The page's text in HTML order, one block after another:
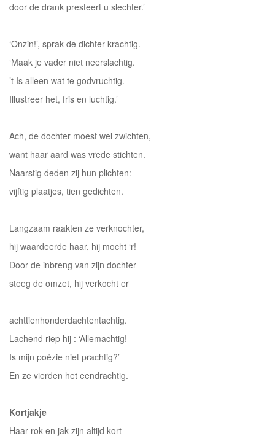
door de drank presteert u slechter.’
‘Onzin!’, sprak de dichter krachtig.
‘Maak je vader niet neerslachtig.
’t Is alleen wat te godvruchtig.
Illustreer het, fris en luchtig.’
Ach, de dochter moest wel zwichten,
want haar aard was vrede stichten.
Naarstig deden zij hun plichten:
vijftig plaatjes, tien gedichten.
Langzaam raakten ze verknochter,
hij waardeerde haar, hij mocht ‘r!
Door de inbreng van zijn dochter
steeg de omzet, hij verkocht er
achttienhonderdachtentachtig.
Lachend riep hij : ‘Allemachtig!
Is mijn poëzie niet prachtig?’
En ze vierden het eendrachtig.
Kortjakje
Haar rok en jak zijn altijd kort